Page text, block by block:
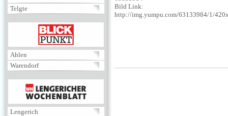
Telgte
BLICKPUNKT
Ahlen
Warendorf
MENÜ
Lengerich
Bild Link:
http://img.yumpu.com/63133984/1/